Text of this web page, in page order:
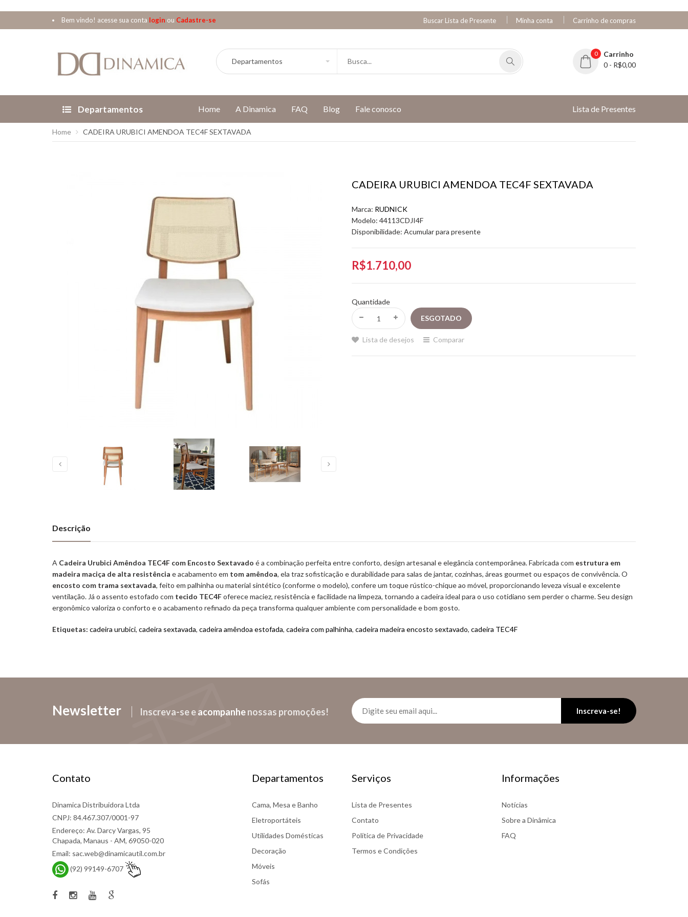
Bem vindo! acesse sua conta login ou Cadastre-se Buscar Lista de Presente Minha conta Carrinho de compras
0
Carrinho
0 - R$0,00
Departamentos Home A Dinamica FAQ Blog Fale conosco Lista de Presentes
Home CADEIRA URUBICI AMENDOA TEC4F SEXTAVADA
CADEIRA URUBICI AMENDOA TEC4F SEXTAVADA
Marca: RUDNICK
Modelo: 44113CDJI4F
Disponibilidade: Acumular para presente
R$1.710,00
Quantidade
Lista de desejos Comparar
Descrição
A Cadeira Urubici Amêndoa TEC4F com Encosto Sextavado é a combinação perfeita entre conforto, design artesanal e elegância contemporânea. Fabricada com estrutura em
madeira maciça de alta resistência e acabamento em tom amêndoa, ela traz sofisticação e durabilidade para salas de jantar, cozinhas, áreas gourmet ou espaços de convivência. O
encosto com trama sextavada, feito em palhinha ou material sintético (conforme o modelo), confere um toque rústico-chique ao móvel, proporcionando leveza visual e excelente
ventilação. Já o assento estofado com tecido TEC4Foferece maciez, resistência e facilidade na limpeza, tornando a cadeira ideal para o uso cotidiano sem perder o charme. Seu design
ergonômico valoriza o conforto e o acabamento refinado da peça transforma qualquer ambiente com personalidade e bom gosto.
Etiquetas: cadeira urubici, cadeira sextavada, cadeira amêndoa estofada, cadeira com palhinha, cadeira madeira encosto sextavado, cadeira TEC4F
Newsletter Inscreva-se eacompanhenossas promoções! Inscreva-se!
Contato
Dinamica Distribuidora Ltda
CNPJ: 84.467.307/0001-97
Endereço: Av. Darcy Vargas, 95
Chapada, Manaus - AM, 69050-020
Email: sac.web@dinamicautil.com.br
(92) 99149-6707
Departamentos
Cama, Mesa e Banho
Eletroportáteis
Utilidades Domésticas
Decoração
Móveis
Sofás
Serviços
Lista de Presentes
Contato
Política de Privacidade
Termos e Condições
Informações
Notícias
Sobre a Dinâmica
FAQ